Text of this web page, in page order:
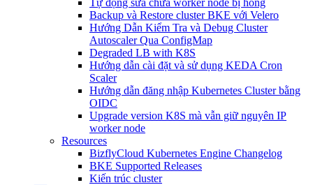
Tự động sửa chữa worker node bị hỏng
Backup và Restore cluster BKE với Velero
Hướng Dẫn Kiểm Tra và Debug Cluster
Autoscaler Qua ConfigMap
Degraded LB with K8S
Hướng dẫn cài đặt và sử dụng KEDA Cron
Scaler
Hướng dẫn đăng nhập Kubernetes Cluster bằng
OIDC
Upgrade version K8S mà vẫn giữ nguyên IP
worker node
Resources
BizflyCloud Kubernetes Engine Changelog
BKE Supported Releases
Kiến trúc cluster